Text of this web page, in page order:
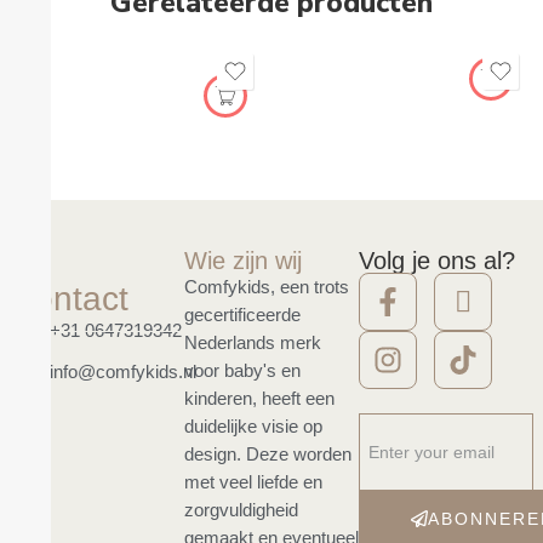
Contact
+31 0647319342
info@comfykids.nl
Wie zijn wij
Comfykids, een trots
gecertificeerde
Nederlands merk
voor baby's en
kinderen, heeft een
duidelijke visie op
design. Deze worden
met veel liefde en
zorgvuldigheid
gemaakt en eventueel
Volg je ons al?